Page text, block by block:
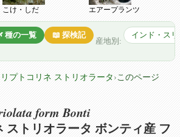
こけ・しだ エアープランツ
種の一覧 📖 探検記
産地別:
インド・ス
プトコリネ ストリオラータ ›このページ
form Bonti
ストリオラータ ボンティ産 フ